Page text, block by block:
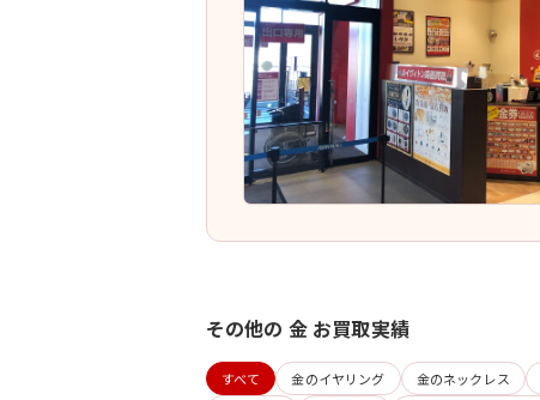
その他の 金 お買取実績
すべて 金のイヤリング 金のネックレス